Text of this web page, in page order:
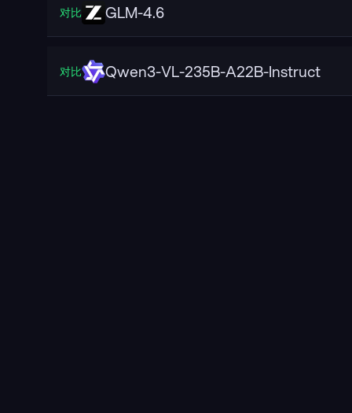
对比 GLM-4.6
对比 Qwen3-VL-235B-A22B-Instruct